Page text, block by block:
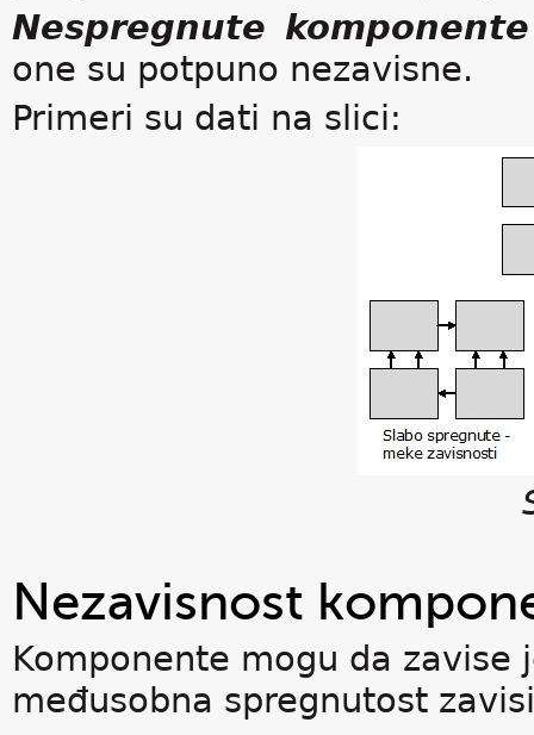
Nespregnute
one su potpuno nezavisne.
Primeri su dati na slici:
Nezavisnost
Komponente mogu da
međusobna spregnutost